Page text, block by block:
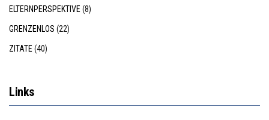
ELTERNPERSPEKTIVE (8)
GRENZENLOS (22)
ZITATE (40)
Links